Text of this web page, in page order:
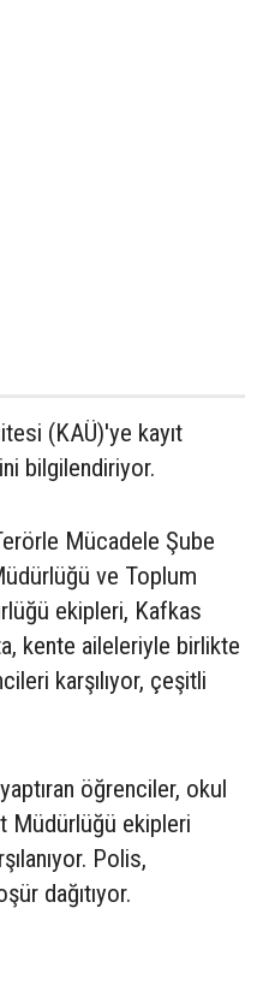
(KAÜ)'ye kayıt
bilgilendiriyor.
Mücadele Şube
ve Toplum
ekipleri, Kafkas
kente aileleriyle birlikte
karşılıyor, çeşitli
öğrenciler, okul
Müdürlüğü ekipleri
Polis,
dağıtıyor.